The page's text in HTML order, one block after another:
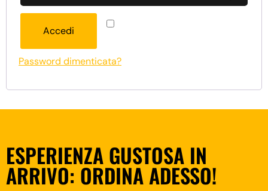
Accedi
Password dimenticata?
ESPERIENZA GUSTOSA IN
ARRIVO: ORDINA ADESSO!